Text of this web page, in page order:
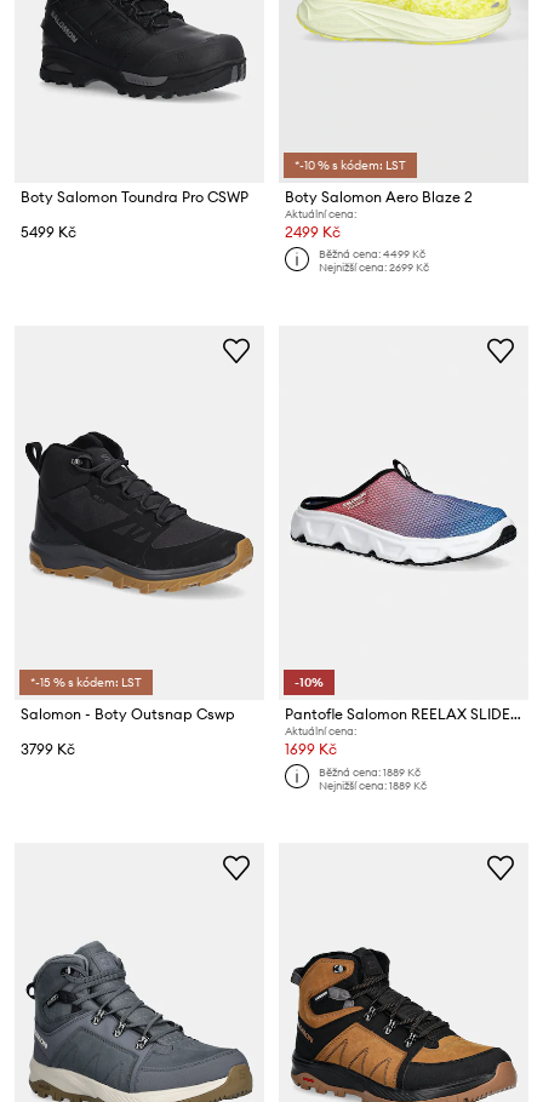
Boty Salomon Toundra Pro CSWP
5499 Kč
*-10 % s kódem: LST
Boty Salomon Aero Blaze 2
Aktuální cena:
2499 Kč
Běžná cena:4499 Kč
Nejnižší cena:2699 Kč
*-15 % s kódem: LST
Salomon - Boty Outsnap Cswp
3799 Kč
-10%
Pantofle Salomon REELAX SLIDE 6.0
Aktuální cena:
1699 Kč
Běžná cena:1889 Kč
Nejnižší cena:1889 Kč